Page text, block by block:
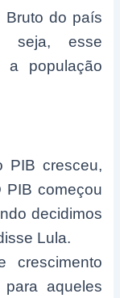
Bruto do país
seja, esse
a população
PIB cresceu,
começou
decidimos
Lula.
crescimento
aqueles